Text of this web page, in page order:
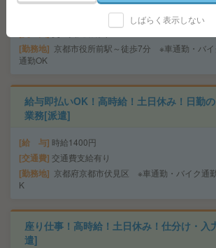
勤務地
京都市役所前駅～徒歩7分 ※車通勤・バイ
通勤OK
給与即払いOK！高時給！土日休み！日勤
業務[派遣]
給 与 時給1400円
交通費 交通費支給有り
勤務地
京都府京都市伏見区 ※車通勤・バイク通
K
座り仕事！高時給！土日休み！仕分け・入
遣]
しばらく表示しない